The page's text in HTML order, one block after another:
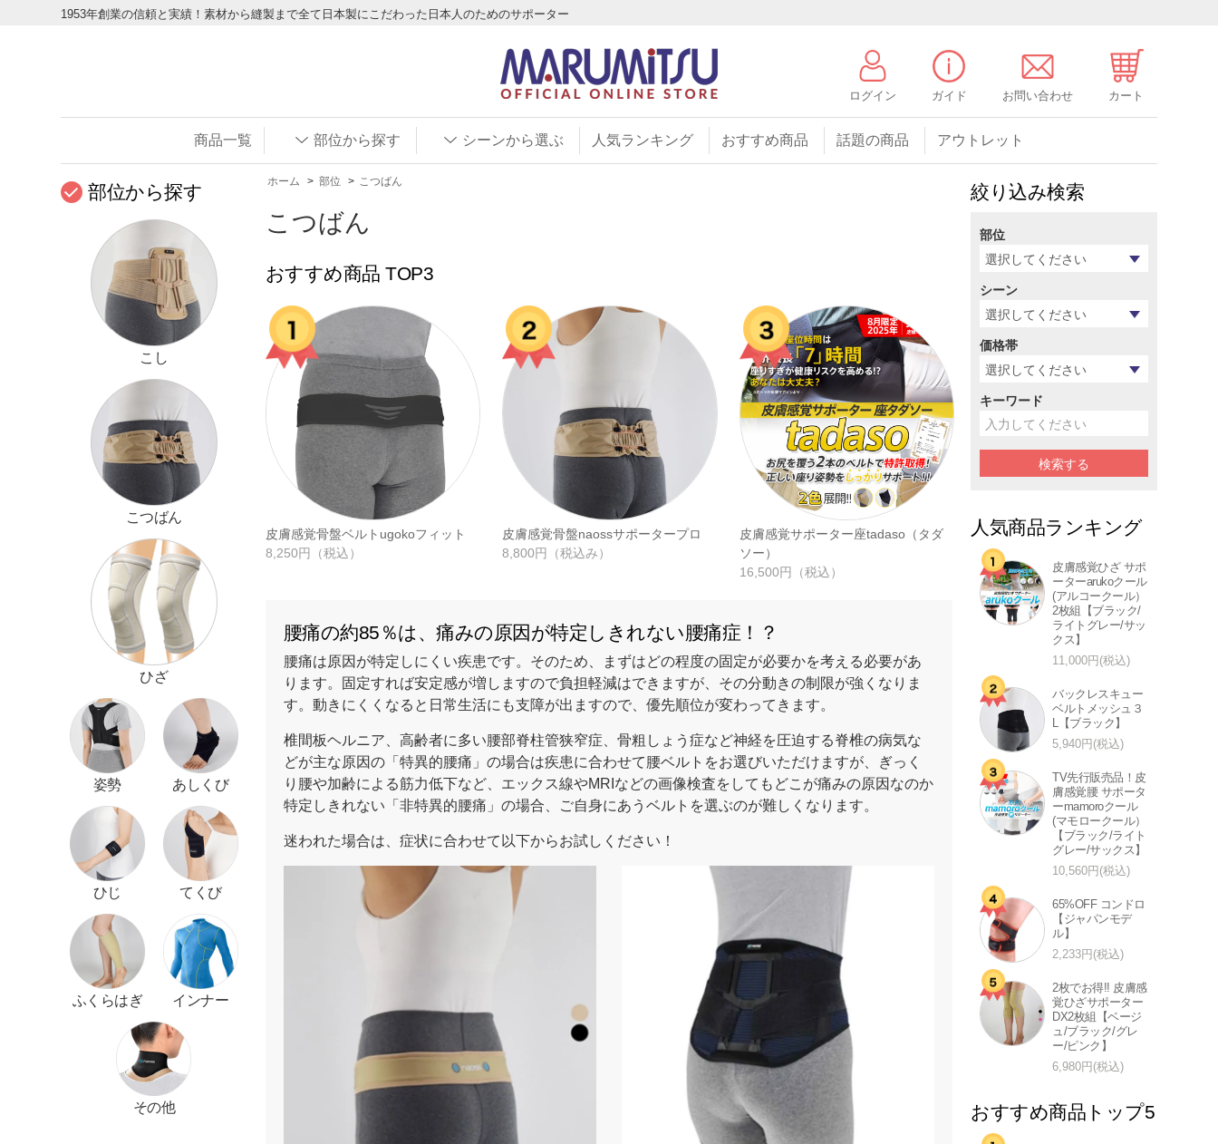
1953年創業の信頼と実績！素材から縫製まで全て日本製にこだわった日本人のためのサポーター
ログイン ガイド お問い合わせ カート
商品一覧 部位から探す シーンから選ぶ 人気ランキング おすすめ商品 話題の商品 アウトレット
ホーム > 部位 > こつばん
こつばん
おすすめ商品 TOP3
皮膚感覚骨盤ベルトugokoフィット
8,250円（税込）
皮膚感覚骨盤naossサポータープロ
8,800円（税込み）
皮膚感覚サポーター座tadaso（タダ
ソー）
16,500円（税込）
腰痛の約85％は、痛みの原因が特定しきれない腰痛症！？
腰痛は原因が特定しにくい疾患です。そのため、まずはどの程度の固定が必要かを考える必要があ
ります。固定すれば安定感が増しますので負担軽減はできますが、その分動きの制限が強くなりま
す。動きにくくなると日常生活にも支障が出ますので、優先順位が変わってきます。
椎間板ヘルニア、高齢者に多い腰部脊柱管狭窄症、骨粗しょう症など神経を圧迫する脊椎の病気な
どが主な原因の「特異的腰痛」の場合は疾患に合わせて腰ベルトをお選びいただけますが、ぎっく
り腰や加齢による筋力低下など、エックス線やMRIなどの画像検査をしてもどこが痛みの原因なのか
特定しきれない「非特異的腰痛」の場合、ご自身にあうベルトを選ぶのが難しくなります。
迷われた場合は、症状に合わせて以下からお試しください！
部位から探す
こし
こつばん
ひざ
姿勢 あしくび
ひじ てくび
ふくらはぎ インナー
その他
絞り込み検索
部位
シーン
価格帯
キーワード
人気商品ランキング
皮膚感覚ひざ サポ
ーターarukoクール
(アルコークール）
2枚組【ブラック/
ライトグレー/サッ
クス】
11,000円(税込)
バックレスキュー
ベルトメッシュ３
L【ブラック】
5,940円(税込)
TV先行販売品！皮
膚感覚腰 サポータ
ーmamoroクール
(マモロークール）
【ブラック/ライト
グレー/サックス】
10,560円(税込)
65%OFF コンドロ
【ジャパンモデ
ル】
2,233円(税込)
2枚でお得!! 皮膚感
覚ひざサポーター
DX2枚組【ベージ
ュ/ブラック/グレ
ー/ピンク】
6,980円(税込)
おすすめ商品トップ5